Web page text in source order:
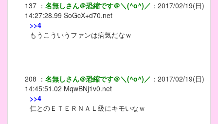
137 ： 名無しさん＠恐縮です＠＼(^o^)／ ： 2017/02/19(日)
14:27:28.99 SoGcX+d70.net
>>4
もうこういうファンは病気だなｗ
208 ： 名無しさん＠恐縮です＠＼(^o^)／ ： 2017/02/19(日)
14:45:51.02 MqwBNj1v0.net
>>4
仁とのＥＴＥＲＮＡＬ級にキモいなｗ